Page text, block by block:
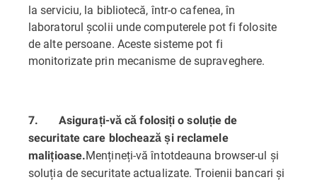
la serviciu, la bibliotecă, într-o cafenea, în
laboratorul școlii unde computerele pot fi folosite
de alte persoane. Aceste sisteme pot fi
monitorizate prin mecanisme de supraveghere.
7. Asigurați-vă că folosiți o soluție de
securitate care blochează și reclamele
malițioase.Mențineți-vă întotdeauna browser-ul și
soluția de securitate actualizate. Troienii bancari și